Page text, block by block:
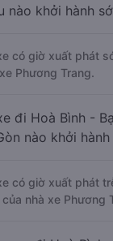
nào khởi hành
có giờ xuất phát
Phương Trang.
đi Hoà Bình -
nào khởi
có giờ xuất phát
nhà xe Phương